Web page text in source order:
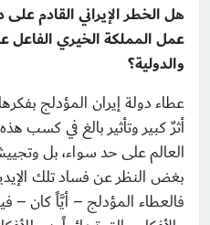
هل الخطر الإيراني القادم
عمل المملكة الخيري الفاعل
والدولية؟
عطاء دولة إيران المؤدلج
أثرٌ كبير وتأثير بالغ في كسب
العالم على حد سواء، بل
بغض النظر عن فساد تلك
فالعطاء المؤدلج – أيَّاً كان